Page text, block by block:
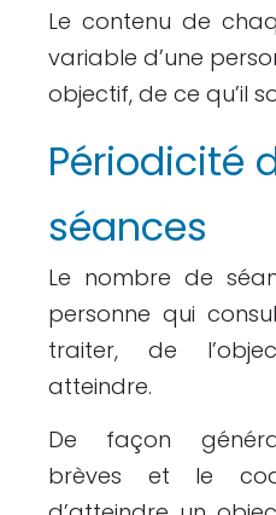
Le contenu de
variable d’une
objectif, de ce qu’il
Périodicité
séances
Le nombre de
personne qui
traiter, de
atteindre.
De façon
brèves et le